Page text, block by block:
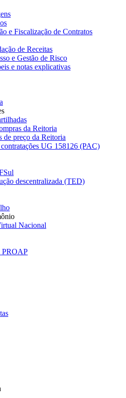
e Fiscalização de Contratos
de Receitas
e Gestão de Risco
e notas explicativas
da Reitoria
de preço da Reitoria
UG 158126 (PAC)
descentralizada (TED)
Nacional
PROAP